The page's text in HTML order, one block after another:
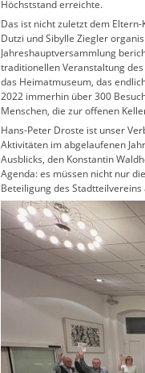
Höchststand erreichte.
Das ist nicht zuletzt dem
Dutzi und Sibylle Ziegler
Jahreshauptversammlung
traditionellen Veranstaltung
das Heimatmuseum, das
2022 immerhin über 300
Menschen, die zur offenen
Hans-Peter Droste ist unser
Aktivitäten im abgelaufenen
Ausblicks, den Konstantin
Agenda: es müssen nicht nur
Beteiligung des